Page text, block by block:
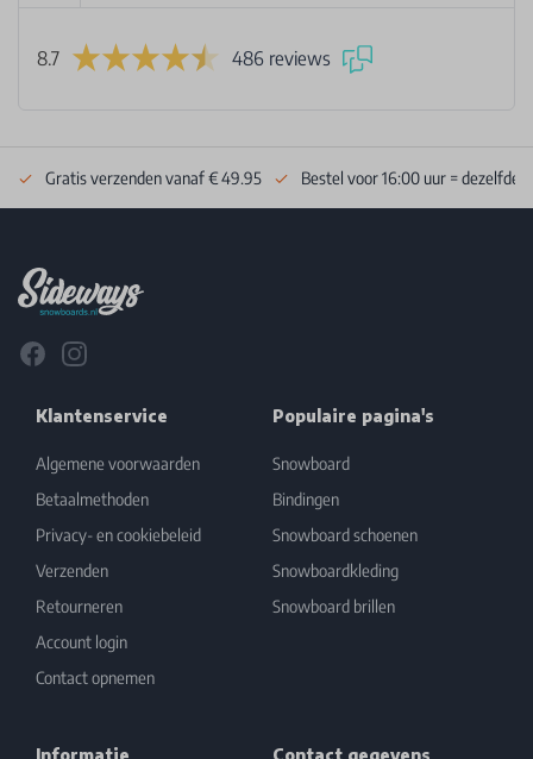
8.7 486 reviews
Gratis verzenden vanaf € 49.95 Bestel voor 16:00 uur = dezelfde
FacebookInstagram
Klantenservice
Algemene voorwaarden
Betaalmethoden
Privacy- en cookiebeleid
Verzenden
Retourneren
Account login
Contact opnemen
Populaire pagina's
Snowboard
Bindingen
Snowboard schoenen
Snowboardkleding
Snowboard brillen
Informatie Contact gegevens